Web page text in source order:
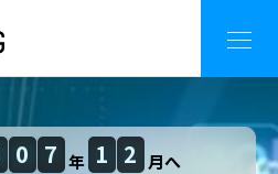
0 7 年 1 2 月へ